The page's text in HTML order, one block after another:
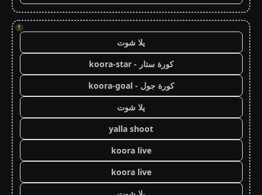
!
يلا شوت
كورة ستار - koora-star
كورة جول - koora-goal
يلا شوت
yalla shoot
koora live
koora live